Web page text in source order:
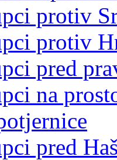
protiv
protiv
pred
na
pred